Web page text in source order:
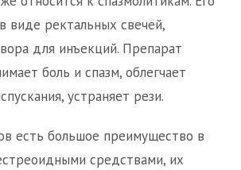
виде ректальных свечей,
для инъекций. Препарат
боль и спазм, облегчает
устраняет рези.
есть большое преимущество в
средствами, их